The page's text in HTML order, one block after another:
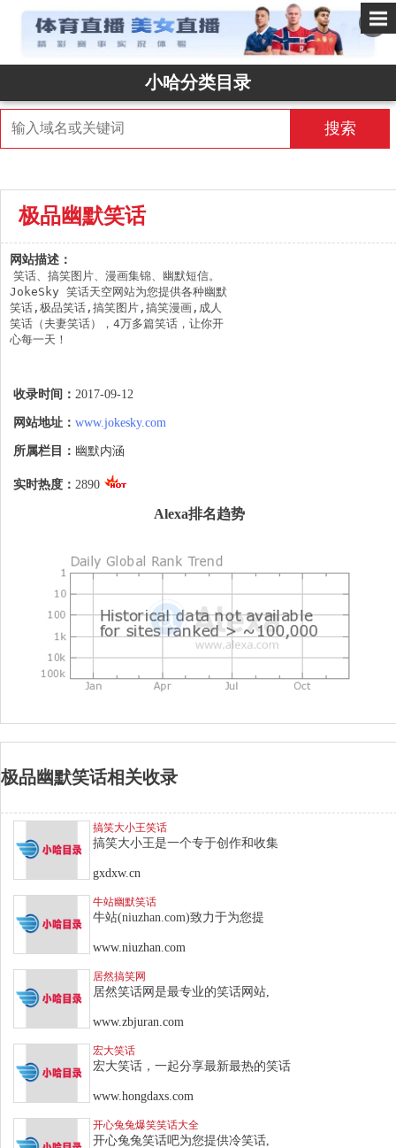
✕
小哈分类目录
搜索
极品幽默笑话
网站描述：
笑话、搞笑图片、漫画集锦、幽默短信。
JokeSky 笑话天空网站为您提供各种幽默
笑话,极品笑话,搞笑图片,搞笑漫画,成人
笑话（夫妻笑话），4万多篇笑话，让你开
心每一天！
收录时间： 2017-09-12
网站地址： www.jokesky.com
所属栏目： 幽默内涵
实时热度： 2890
Alexa排名趋势
极品幽默笑话相关收录
搞笑大小王笑话
搞笑大小王是一个专于创作和收集
gxdxw.cn
牛站幽默笑话
牛站(niuzhan.com)致力于为您提
www.niuzhan.com
居然搞笑网
居然笑话网是最专业的笑话网站,
www.zbjuran.com
宏大笑话
宏大笑话，一起分享最新最热的笑话
www.hongdaxs.com
开心兔兔爆笑笑话大全
开心兔兔笑话吧为您提供冷笑话,